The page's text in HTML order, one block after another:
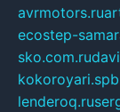
avrmotors.ru
ecostep-
sko.com.ru
lenderoq.ru